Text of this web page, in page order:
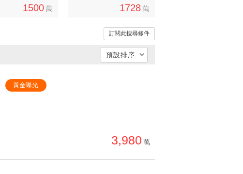
1500 萬 1728 萬
訂閱此搜尋條件
預設排序
降價幅度高 → 低
黃金曝光
3,980 萬